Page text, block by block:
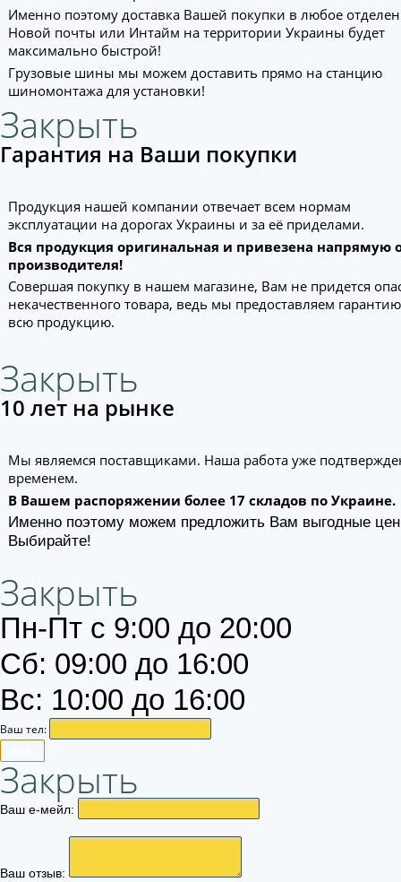
Именно поэтому доставка Вашей покупки в любое
Новой почты или Интайм на территории Украины будет
максимально быстрой!
Грузовые шины мы можем доставить прямо на станцию
шиномонтажа для установки!
Закрыть
Гарантия на Ваши покупки
Продукция нашей компании отвечает всем нормам
эксплуатации на дорогах Украины и за её приделами.
Вся продукция оригинальная и привезена напрямую
производителя!
Совершая покупку в нашем магазине, Вам не придется
некачественного товара, ведь мы предоставляем
всю продукцию.
Закрыть
10 лет на рынке
Мы являемся поставщиками. Наша работа уже
временем.
В Вашем распоряжении более 17 складов по Украине.
Именно поэтому можем предложить Вам выгодные
Выбирайте!
Закрыть
Пн-Пт с 9:00 до 20:00
Сб: 09:00 до 16:00
Вс: 10:00 до 16:00
Ваш тел:
Закрыть
Ваш е-мейл:
Ваш отзыв: